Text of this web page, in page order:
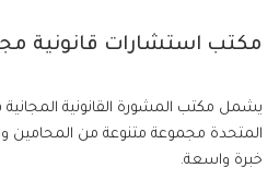
مكتب استشارات قانونية
يشمل مكتب المشورة القانونية المجانية
المتحدة مجموعة متنوعة من المحامين
خبرة واسعة.